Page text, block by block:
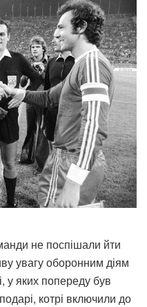
не поспішали йти
увагу оборонним діям
у яких попереду був
котрі включили до